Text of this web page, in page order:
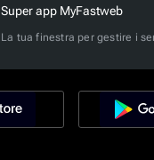
Super app MyFastweb
La tua finestra per gestire i